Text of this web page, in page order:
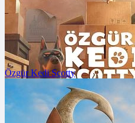
FRAGMANA GİT
Vizyon Tarihi: 19 Haziran
Özgür Kedi Scotty